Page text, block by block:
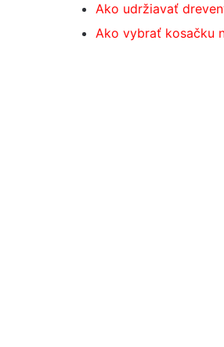
Ako udržiavať
Ako vybrať kosačku